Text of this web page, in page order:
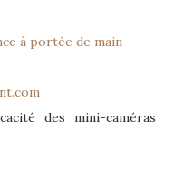
à portée de main
des mini-caméras